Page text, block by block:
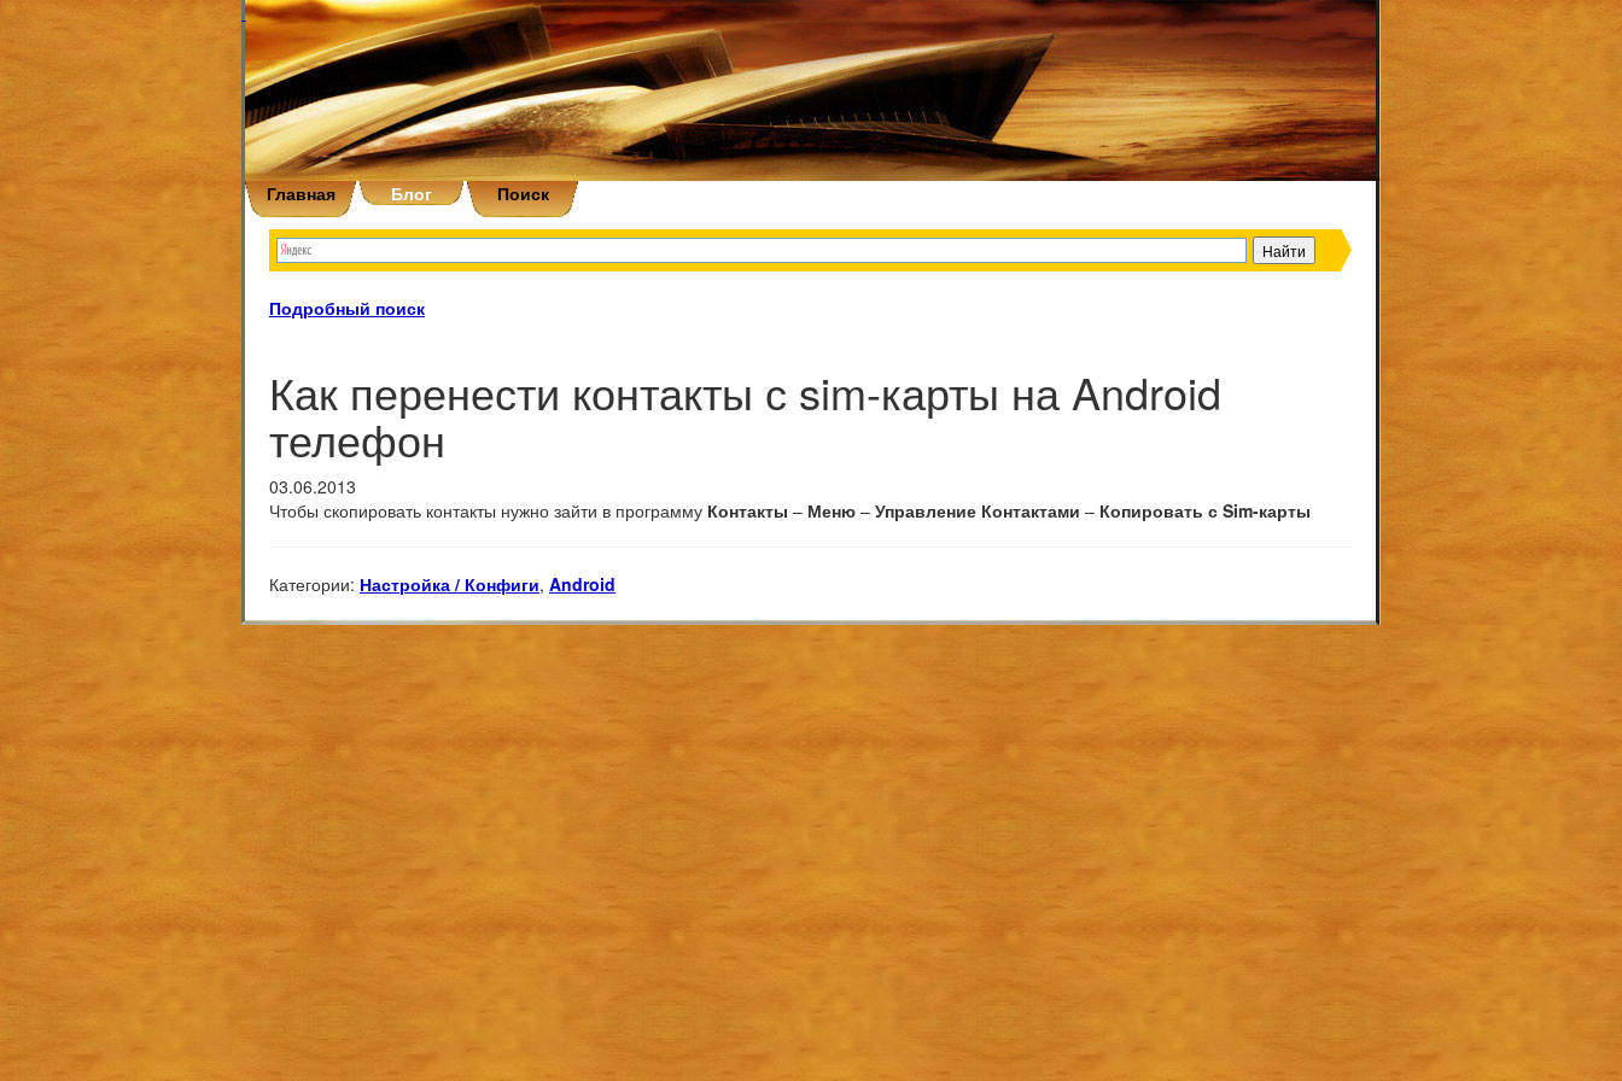
Главная Блог Поиск
Подробный поиск
Как перенести контакты с sim-карты на Android
телефон
03.06.2013
Чтобы скопировать контакты нужно зайти в программу Контакты – Меню – Управление Контактами – Копировать с Sim-карты
Категории: Настройка / Конфиги, Android